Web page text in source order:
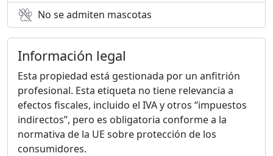
No se admiten mascotas
Información legal
Esta propiedad está gestionada por un anfitrión
profesional. Esta etiqueta no tiene relevancia a
efectos fiscales, incluido el IVA y otros “impuestos
indirectos”, pero es obligatoria conforme a la
normativa de la UE sobre protección de los
consumidores.